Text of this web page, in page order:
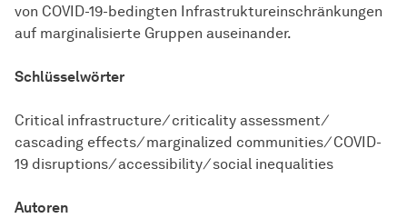
von COVID-19-bedingten Infrastruktureinschränkungen
auf marginalisierte Gruppen auseinander.
Schlüsselwörter
Critical infrastructure/criticality assessment/
cascading effects/marginalized communities/COVID-
19 disruptions/accessibility/social inequalities
Autoren